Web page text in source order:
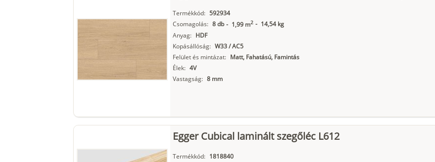
Termékkód: 592934
Csomagolás: 8 db - 1,99 m2 - 14,54 kg
Anyag: HDF
Kopásállóság: W33 / AC5
Felület és mintázat: Matt, Fahatású, Famintás
Élek: 4V
Vastagság: 8 mm
Egger Cubical laminált szegőléc L612
Termékkód: 1818840